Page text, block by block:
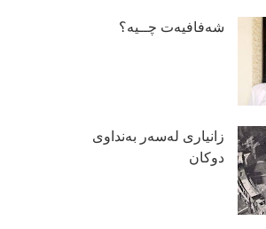
شەفافیەت چــیە؟
زانیاری لەسەر بەنداوی
دوكان